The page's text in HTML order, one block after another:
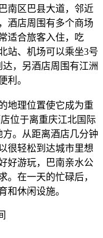
南区巴县大道，邻近
酒店周围有多个商场
适合旅客入住，吃
站、机场可以乘坐3号
，另酒店周围有江洲
利。
地理位置使它成为重
位于离重庆江北国际
方。从距离酒店几分钟
很轻松到达城市里想
好游玩，巴南亲水公
。在一天的忙碌后，
和休闲设施。